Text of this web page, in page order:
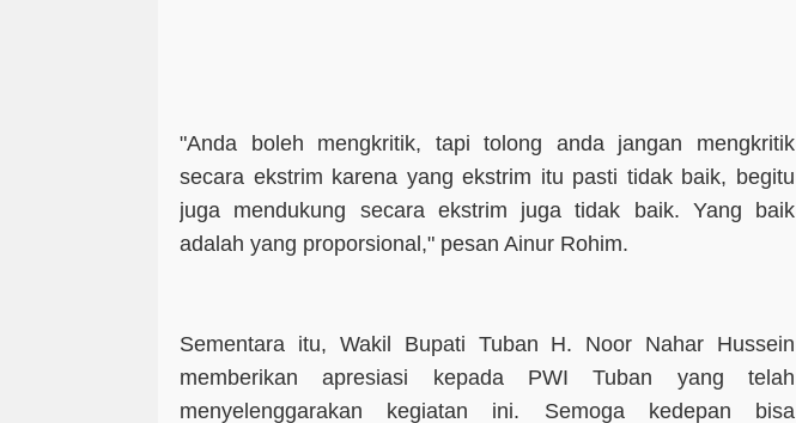
"Anda boleh mengkritik, tapi tolong anda jangan mengkritik
secara ekstrim karena yang ekstrim itu pasti tidak baik, begitu
juga mendukung secara ekstrim juga tidak baik. Yang baik
adalah yang proporsional," pesan Ainur Rohim.
Sementara itu, Wakil Bupati Tuban H. Noor Nahar Hussein
memberikan apresiasi kepada PWI Tuban yang telah
menyelenggarakan kegiatan ini. Semoga kedepan bisa